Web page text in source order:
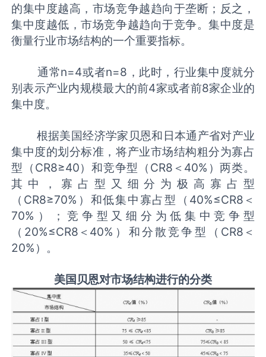
的集中度越高，市场竞争越趋向于垄断；反之，
集中度越低，市场竞争越趋向于竞争。集中度是
衡量行业市场结构的一个重要指标。
通常n=4或者n=8，此时，行业集中度就分
别表示产业内规模最大的前4家或者前8家企业的
集中度。
根据美国经济学家贝恩和日本通产省对产业
集中度的划分标准，将产业市场结构粗分为寡占
型（CR8≥40）和竞争型（CR8＜40%）两类。
其中，寡占型又细分为极高寡占型
（CR8≥70%）和低集中寡占型（40%≤CR8＜
70%）；竞争型又细分为低集中竞争型
（20%≤CR8＜40%）和分散竞争型（CR8＜
20%）。
美国贝恩对市场结构进行的分类